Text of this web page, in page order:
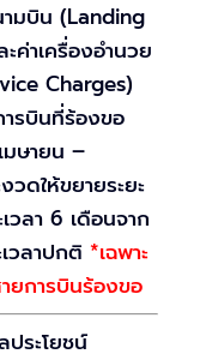
ามบิน (Landing
ค่าเครื่องอำนวย
Charges)
ารบินที่ร้องขอ
ษายน –
ดให้ขยายระยะ
เวลา 6 เดือนจาก
วลาปกติ *เฉพาะ
ยการบินร้องขอ
ประโยชน์